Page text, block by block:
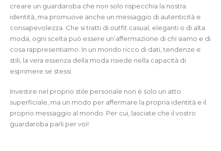
creare un guardaroba che non solo rispecchia la nostra
identità, ma promuove anche un messaggio di autenticità e
consapevolezza. Che si tratti di outfit casual, eleganti o di alta
moda, ogni scelta può essere un’affermazione di chi siamo e di
cosa rappresentiamo. In un mondo ricco di dati, tendenze e
stili, la vera essenza della moda risiede nella capacità di
esprimere se stessi.
Investire nel proprio stile personale non è solo un atto
superficiale, ma un modo per affermare la propria identità e il
proprio messaggio al mondo. Per cui, lasciate che il vostro
guardaroba parli per voi!